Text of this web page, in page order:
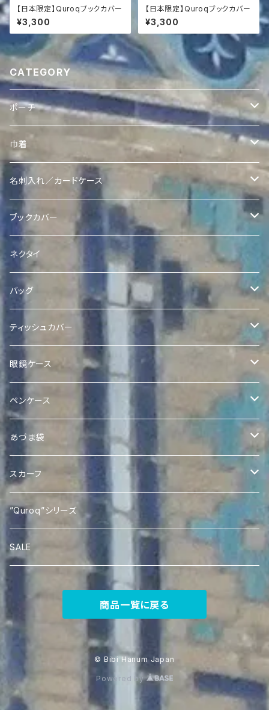
【日本限定】Quroqブックカバー
¥3,300
【日本限定】Quroqブックカバー
¥3,300
CATEGORY
ポーチ
ヴィンテージスザニポーチ
ヴィンテージスザニポーチ
ヴィンテージスザニコインポーチ
Ikatポーチ
Quroqポーチ
Quroqコインポーチ
クラッチ
巾着
Quroqリバーシブル巾着
Ikat Pearl 巾着
名刺入れ／カードケース
Quroq名刺入れ
ブックカバー
Quroqブックカバー
ネクタイ
バッグ
Quilted Ikat Bag with Pom-Poms
Quilted Ikat Tote Bag
Expandable Ikat Bag
Quroqミニトート
ティッシュカバー
ボックスティッシュカバー
ポケットティッシュケース
アドラスポケットティッシュケース
Quroqポケットティッシュケース
眼鏡ケース
Quroq眼鏡ケース
ペンケース
Quroqペンケース
あづま袋
Ikat あづま袋
スカーフ
Silk Ikat Scarf
”Quroq”シリーズ
SALE
商品一覧に戻る
© Bibi Hanum Japan
Powered by